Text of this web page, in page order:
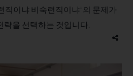
직이냐 비숙련직이냐”의 문제가
략을 선택하는 것입니다.